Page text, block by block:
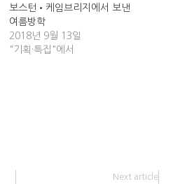
보스턴•케임브리지에서 보낸
여름방학
2018년 9월 13일
"기획·특집"에서
Next article